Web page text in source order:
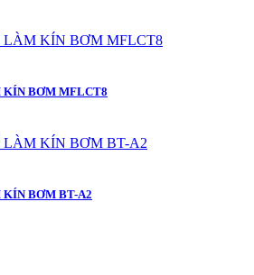
BƠM MFLCT8
BƠM BT-A2